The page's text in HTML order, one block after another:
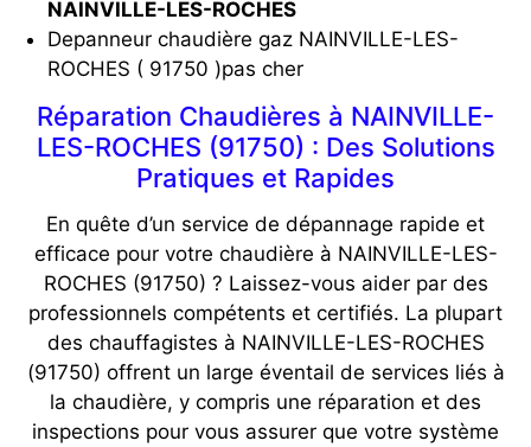
NAINVILLE-LES-ROCHES
Depanneur chaudière gaz NAINVILLE-LES-
ROCHES ( 91750 )pas cher
Réparation Chaudières à NAINVILLE-
LES-ROCHES (91750) : Des Solutions
Pratiques et Rapides
En quête d’un service de dépannage rapide et
efficace pour votre chaudière à NAINVILLE-LES-
ROCHES (91750) ? Laissez-vous aider par des
professionnels compétents et certifiés. La plupart
des chauffagistes à NAINVILLE-LES-ROCHES
(91750) offrent un large éventail de services liés à
la chaudière, y compris une réparation et des
inspections pour vous assurer que votre système